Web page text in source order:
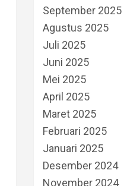
September 2025
Agustus 2025
Juli 2025
Juni 2025
Mei 2025
April 2025
Maret 2025
Februari 2025
Januari 2025
Desember 2024
November 2024